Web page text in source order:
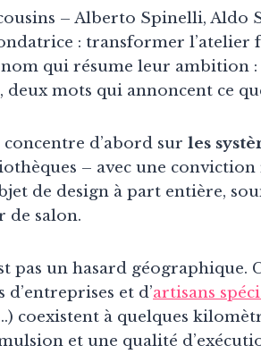
– Alberto Spinelli,
: transformer
nom qui résume leur ambition :
deux mots qui annoncent ce
concentre d’abord sur les
– avec une
de design à part entière,
de salon.
pas un hasard géographique.
d’entreprises et d’artisans
coexistent à quelques
et une qualité